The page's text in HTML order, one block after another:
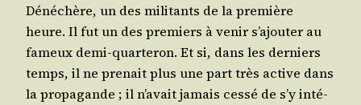
Déné­chère, un des mili­tants de la pre­mière
heure. Il fut un des pre­miers à venir s’a­jou­ter au
fameux demi-quar­te­ron. Et si, dans les der­niers
temps, il ne pre­nait plus une part très active dans
la pro­pa­gande ; il n’a­vait jamais ces­sé de s’y inté­